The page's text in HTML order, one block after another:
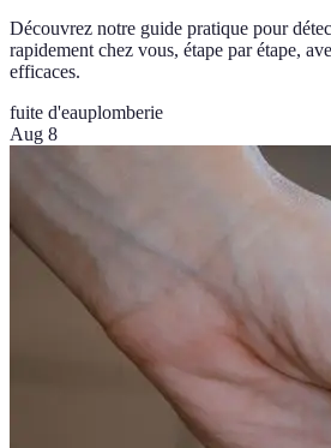
Découvrez notre guide pratique pour
rapidement chez vous, étape par étape,
efficaces.
fuite d'eauplomberie
Aug 8